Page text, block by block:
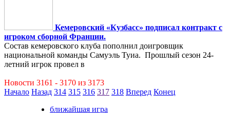
Кемеровский «Кузбасс» подписал контракт с
игроком сборной Франции.
Состав кемеровского клуба пополнил доигровщик
национальной команды Самуэль Туиа. Прошлый сезон 24-
летний игрок провел в
Новости 3161 - 3170 из 3173
Начало Назад 314 315 316 317 318 Вперед Конец
ближайшая игра